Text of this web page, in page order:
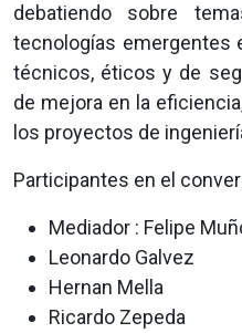
debatiendo sobre
tecnologías emergentes
técnicos, éticos y de
de mejora en la
los proyectos de
Participantes en el
Mediador : Felipe
Leonardo Galvez
Hernan Mella
Ricardo Zepeda